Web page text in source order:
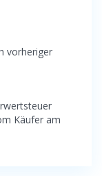
vorheriger
Käufer am